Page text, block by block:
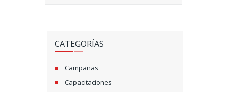
CATEGORÍAS
Campañas
Capacitaciones